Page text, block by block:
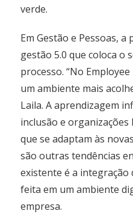
verde.
Em Gestão e Pessoas,
gestão 5.0 que coloca o
processo. “No
um ambiente mais
Laila. A aprendizagem
inclusão e organizações
que se adaptam às
são outras tendências
existente é a
feita em um ambiente
empresa.